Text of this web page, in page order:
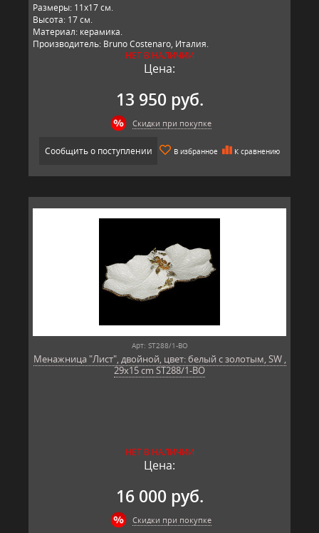
Размеры: 11x17 см.
Высота: 17 см.
Материал: керамика.
Производитель: Bruno Costenaro, Италия.
НЕТ В НАЛИЧИИ
Цена:
13 950 руб.
Скидки при покупке
Сообщить о поступлении В избранное К сравнению
Арт: ST288/1-BO
Менажница "Лист", двойной, цвет: белый с золотым, SW ,
29x15 cm ST288/1-BO
НЕТ В НАЛИЧИИ
Цена:
16 000 руб.
Скидки при покупке